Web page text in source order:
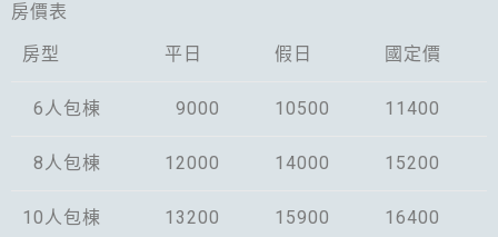
房價表
房型
平日 假日 國定價
6人包棟 9000 10500 11400
8人包棟 12000 14000 15200
10人包棟 13200 15900 16400